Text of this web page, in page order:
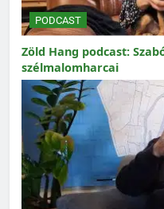
PODCAST
Zöld Hang podcast:
szélmalomharcai